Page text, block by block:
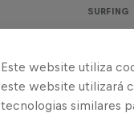
SURFING
Este website utiliza
este website utilizará
tecnologias similares